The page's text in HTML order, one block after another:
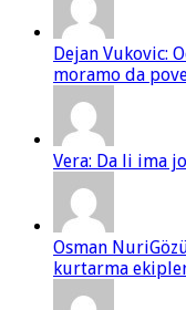
Dejan Vukovic:
moramo da
Vera: Da li ima
Osman
kurtarma